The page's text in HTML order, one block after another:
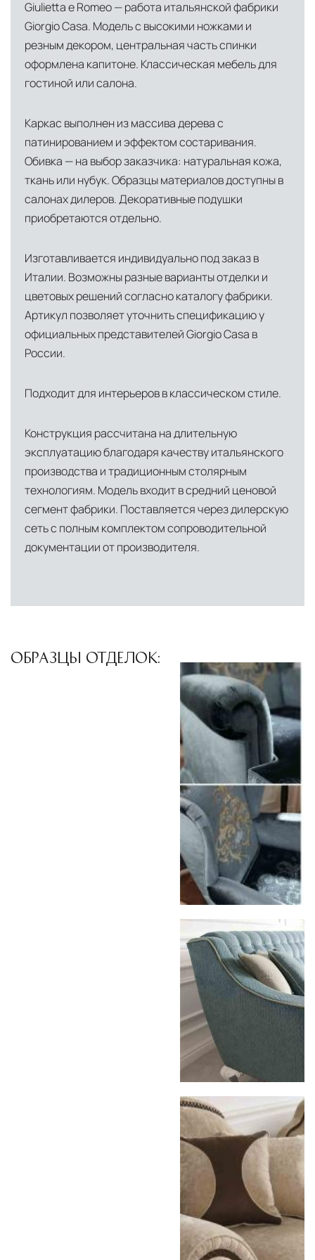
инфраструктуры позволяет сократить сроки
доставки и обеспечить полный контроль над
сохранностью продукции.
Глобальная сеть распределительных
Помимо Москвы, мы располагаем
логистическими узлами в ключевых
международных хабах:
Дубай, ОАЭ
— региональный центр для
Ближнего Востока и Азии
Средиземноморского региона
Лондон, Великобритания—
логистический хаб для европейского рынка
США— центр доставки для
североамериканского сегмента
сеть партнёрских складов
Условия доставки по Москве и Московской
области
следующие услуги:
Доставка до адреса— транспортировка
товара от нашего склада непосредственно к
месту назначения с соблюдением сроков
квалифицированные грузчики
Подъём на этажи— доставка мебели и
дверных блоков в квартиры и офисы с
использованием лифтов или монтажных
Распаковка и расстановка — специалисты
распаковывают товар и устанавливают его в
Вывоз упаковочного материала— полная
очистка помещения от тары и упаковки
— осмотр товара на
предмет повреждений и дефектов при
Стандартная доставка по
Москве осуществляется в течение 3-5 рабочих
дней. Для Московской области сроки зависят
от удалённости объекта и варьируются от 5 до
10 рабочих дней. Возможна срочная доставка
при наличии свободных логистических
Управление логистикой и контроль
Каждый заказ отслеживается в режиме
реального времени через систему GPS-
мониторинга. Наша команда логистических
специалистов с опытом работы в
международной доставке обеспечивает
полную сохранность груза, соблюдение
температурного режима и защиту от
механических повреждений на всех этапах
Giulietta e Romeo — работа итальянской фабрики
Giorgio Casa. Модель с высокими ножками и
резным декором, центральная часть спинки
оформлена капитоне. Классическая мебель для
гостиной или салона.
Каркас выполнен из массива дерева с
патинированием и эффектом состаривания.
Обивка — на выбор заказчика: натуральная кожа,
ткань или нубук. Образцы материалов доступны в
салонах дилеров. Декоративные подушки
приобретаются отдельно.
Изготавливается индивидуально под заказ в
Италии. Возможны разные варианты отделки и
цветовых решений согласно каталогу фабрики.
Артикул позволяет уточнить спецификацию у
официальных представителей Giorgio Casa в
России.
Подходит для интерьеров в классическом стиле.
Конструкция рассчитана на длительную
эксплуатацию благодаря качеству итальянского
производства и традиционным столярным
технологиям. Модель входит в средний ценовой
сегмент фабрики. Поставляется через дилерскую
сеть с полным комплектом сопроводительной
документации от производителя.
ОБРАЗЦЫ ОТДЕЛОК: